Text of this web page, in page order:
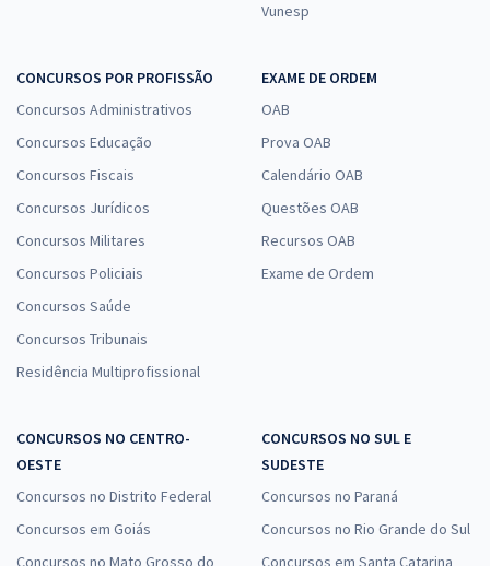
Vunesp
CONCURSOS POR PROFISSÃO
Concursos Administrativos
Concursos Educação
Concursos Fiscais
Concursos Jurídicos
Concursos Militares
Concursos Policiais
Concursos Saúde
Concursos Tribunais
Residência Multiprofissional
EXAME DE ORDEM
OAB
Prova OAB
Calendário OAB
Questões OAB
Recursos OAB
Exame de Ordem
CONCURSOS NO CENTRO-
OESTE
Concursos no Distrito Federal
Concursos em Goiás
Concursos no Mato Grosso do
CONCURSOS NO SUL E
SUDESTE
Concursos no Paraná
Concursos no Rio Grande do Sul
Concursos em Santa Catarina